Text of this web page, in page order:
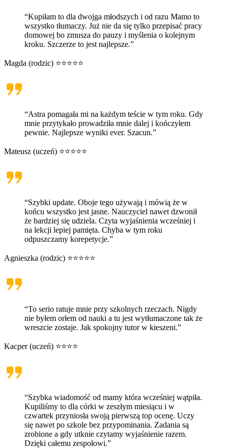
“Kupiłam to dla dwojga młodszych i od razu Mamo to
wszystko tłumaczy. Już nie da się tylko przepisać pracy
domowej bo zmusza do pauzy i myślenia o kolejnym
kroku. Szczerze to jest najlepsze.”
Magda (rodzic) ⭐⭐⭐⭐⭐
“Astra pomagała mi na każdym teście w tym roku. Gdy
mnie przytykało prowadziła mnie dalej i kończyłem
pewnie. Najlepsze wyniki ever. Szacun.”
Mateusz (uczeń) ⭐⭐⭐⭐⭐
“Szybki update. Oboje tego używają i mówią że w
końcu wszystko jest jasne. Nauczyciel nawet dzwonił
że bardziej się udziela. Czyta wyjaśnienia wcześniej i
na lekcji lepiej pamięta. Chyba w tym roku
odpuszczamy korepetycje.”
Agnieszka (rodzic) ⭐⭐⭐⭐⭐
“To serio ratuje mnie przy szkolnych rzeczach. Nigdy
nie byłem orłem od nauki a tu jest wytłumaczone tak że
wreszcie zostaje. Jak spokojny tutor w kieszeni.”
Kacper (uczeń) ⭐⭐⭐⭐
“Szybka wiadomość od mamy która wcześniej wątpiła.
Kupiliśmy to dla córki w zeszłym miesiącu i w
czwartek przyniosła swoją pierwszą top ocenę. Uczy
się nawet po szkole bez przypominania. Zadania są
zrobione a gdy utknie czytamy wyjaśnienie razem.
Dzięki całemu zespołowi.”